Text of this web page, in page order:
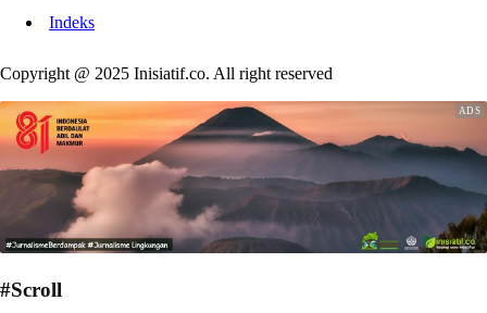
Indeks
Copyright @ 2025 Inisiatif.co. All right reserved
#Scroll